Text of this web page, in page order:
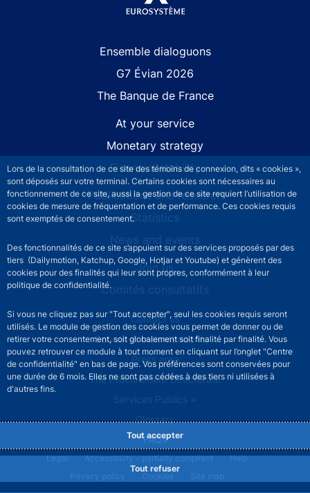
Lors de la consultation de ce site des témoins de connexion, dits « cookies »,
sont déposés sur votre terminal. Certains cookies sont nécessaires au
fonctionnement de ce site, aussi la gestion de ce site requiert l’utilisation de
cookies de mesure de fréquentation et de performance. Ces cookies requis
sont exemptés de consentement.
Des fonctionnalités de ce site s’appuient sur des services proposés par des
tiers (Dailymotion, Katchup, Google, Hotjar et Youtube) et génèrent des
cookies pour des finalités qui leur sont propres, conformément à leur
politique de confidentialité.
Si vous ne cliquez pas sur "Tout accepter", seul les cookies requis seront
utilisés. Le module de gestion des cookies vous permet de donner ou de
retirer votre consentement, soit globalement soit finalité par finalité. Vous
pouvez retrouver ce module à tout moment en cliquant sur l’onglet "Centre
de confidentialité" en bas de page. Vos préférences sont conservées pour
une durée de 6 mois. Elles ne sont pas cédées à des tiers ni utilisées à
d'autres fins.
Tout accepter
Tout refuser
Ensemble dialoguons
G7 Évian 2026
The Banque de France
At your service
Monetary strategy
Financial stability
Publications and research
Statistics
News and events
Join us
Comités consultatifs
Footer secondary menuContact us
Sourds et malentendants
Press area
The Procurement Directorate
Services Publics +
Glossary
FAQs
Footer legal notice menu
Legal Accessibility - partially compliant
Help
Privacy policy
Cookies Site map